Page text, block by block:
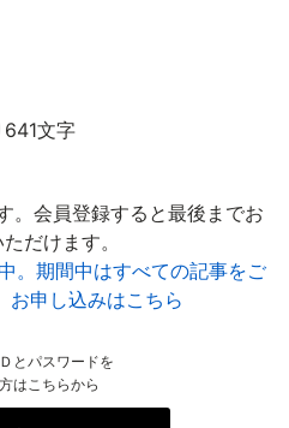
641文字
。会員登録すると最後までお
だけます。
。期間中はすべての記事をご
お申し込みはこちら
とパスワードを
はこちらから